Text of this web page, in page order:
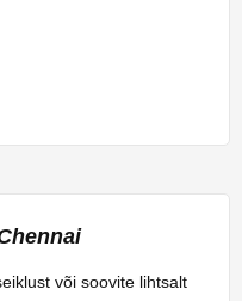
või soovite lihtsalt